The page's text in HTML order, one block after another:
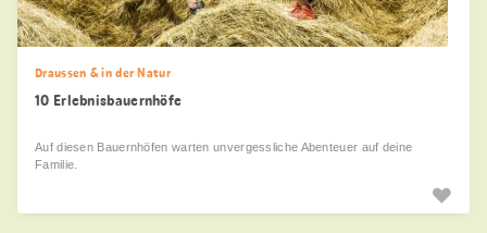
Draussen & in der Natur
10 Erlebnisbauernhöfe
Auf diesen Bauernhöfen warten unvergessliche Abenteuer auf deine
Familie.